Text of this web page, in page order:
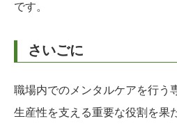
です。
さいごに
職場内でのメンタルケアを行う
生産性を支える重要な役割を果